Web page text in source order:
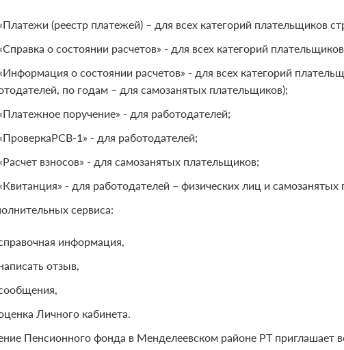
(реестр платежей) – для всех категорий плательщиков
о состоянии расчетов» - для всех категорий
о состоянии расчетов» - для всех категорий
по годам – для самозанятых плательщиков);
поручение» - для работодателей;
1» - для работодателей;
взносов» - для самозанятых плательщиков;
- для работодателей – физических лиц и
сервиса:
информация,
отзыв,
Личного кабинета.
Пенсионного фонда в Менделеевском районе РТ приглашает